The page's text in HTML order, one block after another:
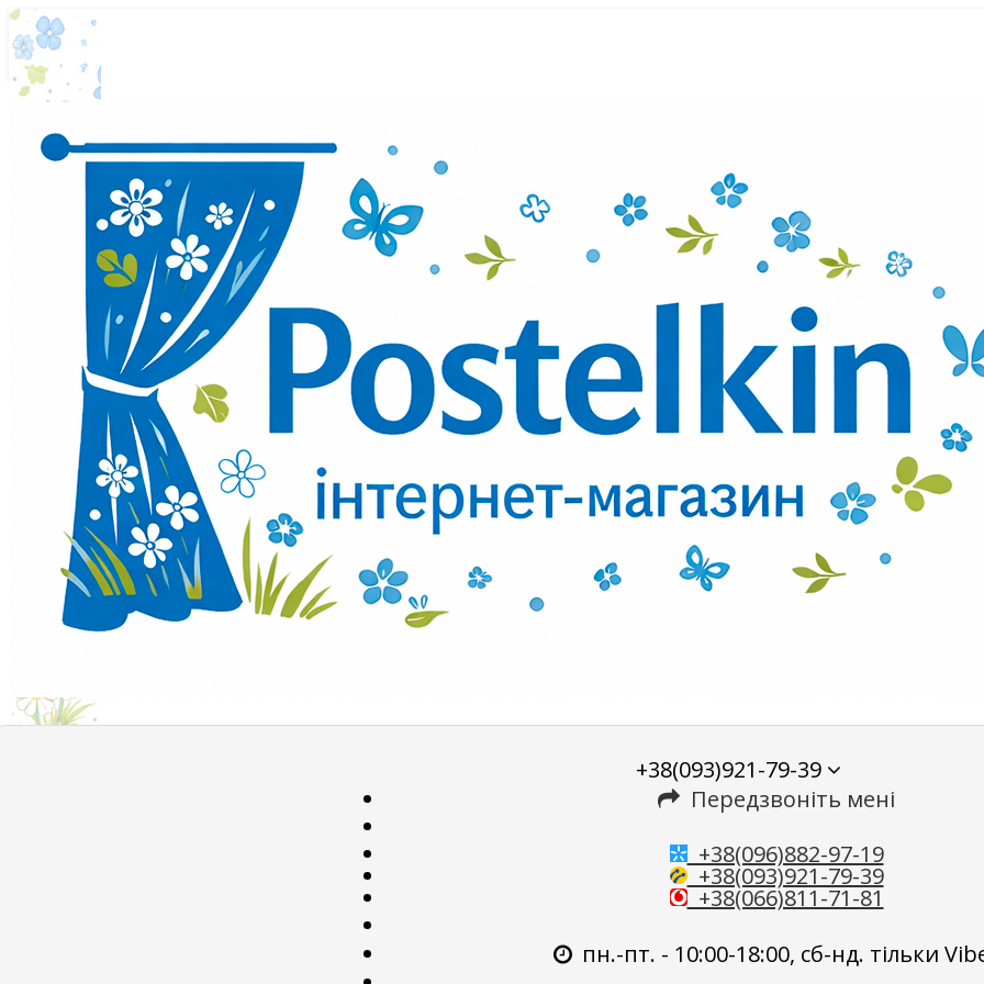
+38(093)921-79-39
Передзвоніть мені
+38(096)882-97-19
+38(093)921-79-39
+38(066)811-71-81
пн.-пт. - 10:00-18:00, сб-нд. тільки